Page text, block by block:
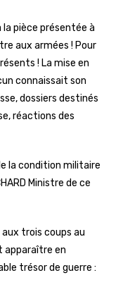
la pièce présentée à
aux armées ! Pour
! La mise en
connaissait son
dossiers destinés
réactions des
la condition militaire
Ministre de ce
aux trois coups au
apparaître en
trésor de guerre :